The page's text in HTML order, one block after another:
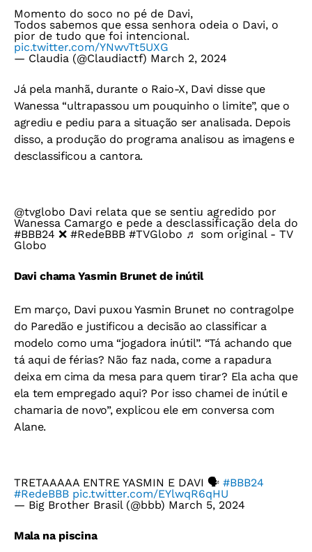
Momento do soco no pé de Davi,
Todos sabemos que essa senhora odeia o Davi, o
pior de tudo que foi intencional.
pic.twitter.com/YNwvTt5UXG
— Claudia (@Claudiactf) March 2, 2024
Já pela manhã, durante o Raio-X, Davi disse que
Wanessa “ultrapassou um pouquinho o limite”, que o
agrediu e pediu para a situação ser analisada. Depois
disso, a produção do programa analisou as imagens e
desclassificou a cantora.
@tvglobo Davi relata que se sentiu agredido por
Wanessa Camargo e pede a desclassificação dela do
#BBB24 ❌ #RedeBBB #TVGlobo ♬ som original - TV
Globo
Davi chama Yasmin Brunet de inútil
Em março, Davi puxou Yasmin Brunet no contragolpe
do Paredão e justificou a decisão ao classificar a
modelo como uma “jogadora inútil”. “Tá achando que
tá aqui de férias? Não faz nada, come a rapadura
deixa em cima da mesa para quem tirar? Ela acha que
ela tem empregado aqui? Por isso chamei de inútil e
chamaria de novo”, explicou ele em conversa com
Alane.
TRETAAAAA ENTRE YASMIN E DAVI 🗣 #BBB24
#RedeBBB pic.twitter.com/EYlwqR6qHU
— Big Brother Brasil (@bbb) March 5, 2024
Mala na piscina